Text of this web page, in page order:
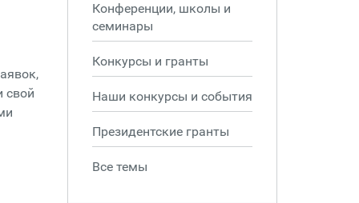
свой
Конференции, школы и
семинары
Конкурсы и гранты
Наши конкурсы и события
Президентские гранты
Все темы